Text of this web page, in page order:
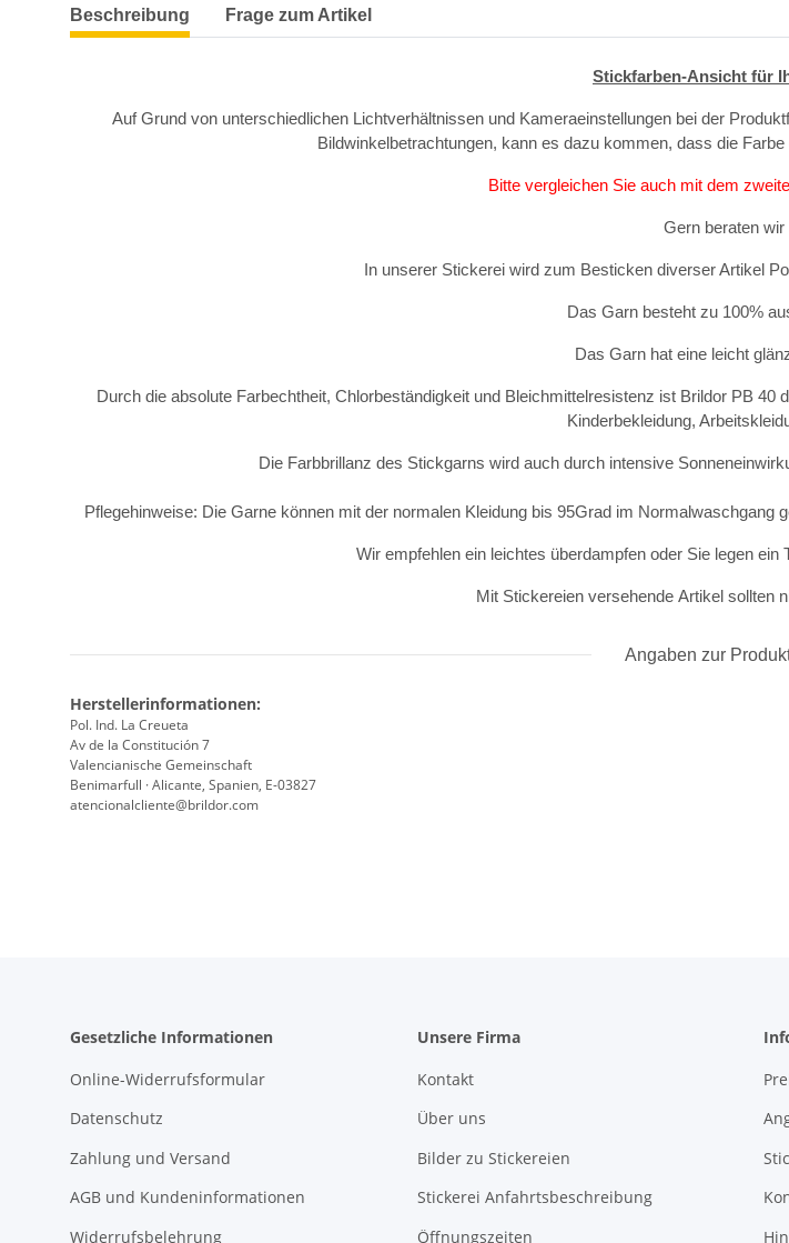
Beschreibung Frage zum Artikel
Stickfarben-Ansicht für
Auf Grund von unterschiedlichen Lichtverhältnissen und Kameraeinstellungen bei der
Bildwinkelbetrachtungen, kann es dazu kommen, dass die
Bitte vergleichen Sie auch mit dem
Gern beraten wir
In unserer Stickerei wird zum Besticken diverser Artikel
Das Garn besteht zu 100%
Das Garn hat eine leicht
Durch die absolute Farbechtheit, Chlorbeständigkeit und Bleichmittelresistenz ist Brildor PB
Kinderbekleidung,
Die Farbbrillanz des Stickgarns wird auch durch intensive
Pflegehinweise: Die Garne können mit der normalen Kleidung bis 95Grad im
Wir empfehlen ein leichtes überdampfen oder Sie legen ein
Mit Stickereien versehende Artikel sollten
Angaben zur
Herstellerinformationen:
Pol. Ind. La Creueta
Av de la Constitución 7
Valencianische Gemeinschaft
Benimarfull · Alicante, Spanien, E-03827
atencionalcliente@brildor.com
Gesetzliche Informationen
Online-Widerrufsformular
Datenschutz
Zahlung und Versand
AGB und Kundeninformationen
Widerrufsbelehrung
Unsere Firma
Kontakt
Über uns
Bilder zu Stickereien
Stickerei Anfahrtsbeschreibung
Öffnungszeiten